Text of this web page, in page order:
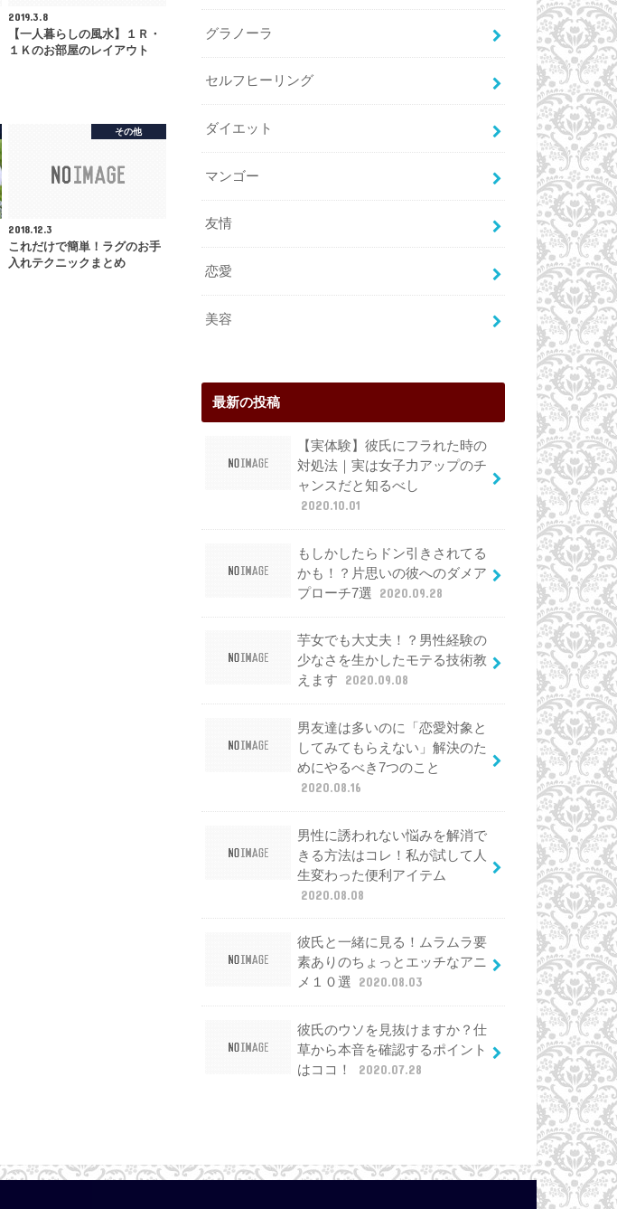
2019.3.8
【一人暮らしの風水】１Ｒ・
１Ｋのお部屋のレイアウト
その他
2018.12.3
これだけで簡単！ラグのお手
入れテクニックまとめ
グラノーラ
セルフヒーリング
ダイエット
マンゴー
友情
恋愛
美容
最新の投稿
【実体験】彼氏にフラれた時の
対処法｜実は女子力アップのチ
ャンスだと知るべし
2020.10.01
もしかしたらドン引きされてる
かも！？片思いの彼へのダメア
プローチ7選
2020.09.28
芋女でも大丈夫！？男性経験の
少なさを生かしたモテる技術教
えます
2020.09.08
男友達は多いのに「恋愛対象と
してみてもらえない」解決のた
めにやるべき7つのこと
2020.08.16
男性に誘われない悩みを解消で
きる方法はコレ！私が試して人
生変わった便利アイテム
2020.08.08
彼氏と一緒に見る！ムラムラ要
素ありのちょっとエッチなアニ
メ１０選
2020.08.03
彼氏のウソを見抜けますか？仕
草から本音を確認するポイント
はココ！
2020.07.28